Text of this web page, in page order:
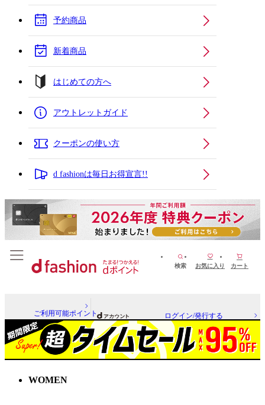
予約商品
新着商品
はじめての方へ
アウトレットガイド
クーポンの使い方
d fashionは毎日お得宣言!!
検索 お気に入り カート
ご利用可能ポイント ログイン/発行する
WOMEN